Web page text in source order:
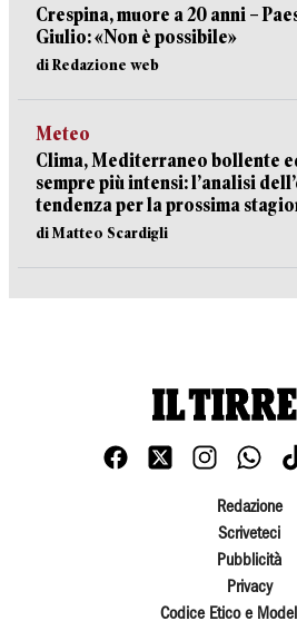
Crespina, muore a 20 anni –
Giulio: «Non è possibile»
di Redazione web
Meteo
Clima, Mediterraneo bollente
sempre più intensi: l’analisi
tendenza per la prossima
di Matteo Scardigli
Redazione
Scriveteci
Pubblicità
Privacy
Codice Etico e